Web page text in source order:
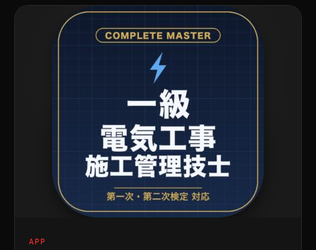
APP